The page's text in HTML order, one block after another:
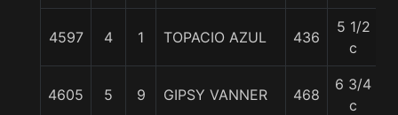
4597 4 1 TOPACIO AZUL 436
5 1/2
c
4605 5 9 GIPSY VANNER 468
6 3/4
c